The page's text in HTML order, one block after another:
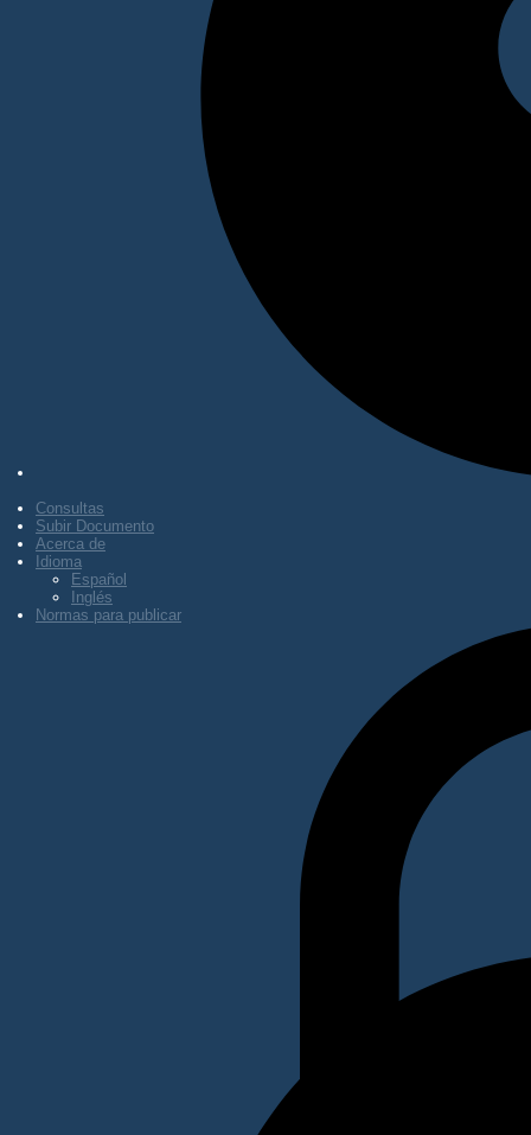
Consultas
Subir Documento
Acerca de
Idioma
Español
Inglés
Normas para publicar